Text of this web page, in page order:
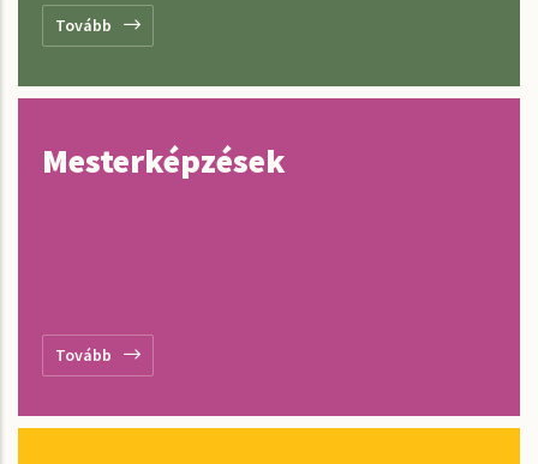
Tovább
Mesterképzések
Tovább